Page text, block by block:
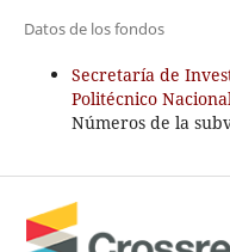
Datos de los fondos
Secretaría de
Politécnico
Números de la